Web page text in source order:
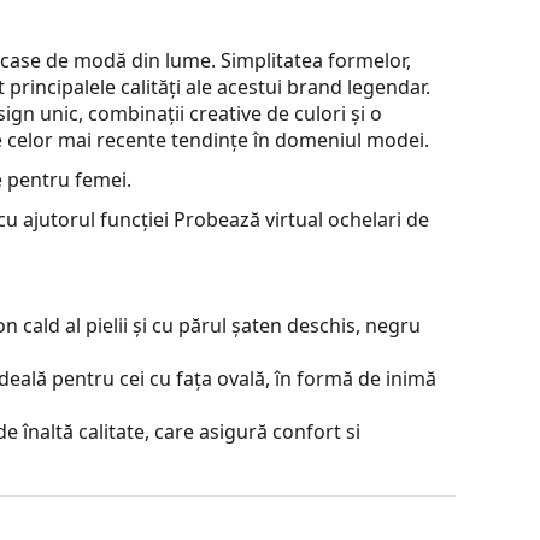
de modă din lume. Simplitatea formelor,
calități ale acestui brand legendar.
unic, combinații creative de culori și o
mai recente tendințe în domeniul modei.
pentru femei.
ajutorul funcției Probează virtual ochelari de
cald al pielii și cu părul șaten deschis, negru
pentru cei cu fața ovală, în formă de inimă
înaltă calitate, care asigură confort si